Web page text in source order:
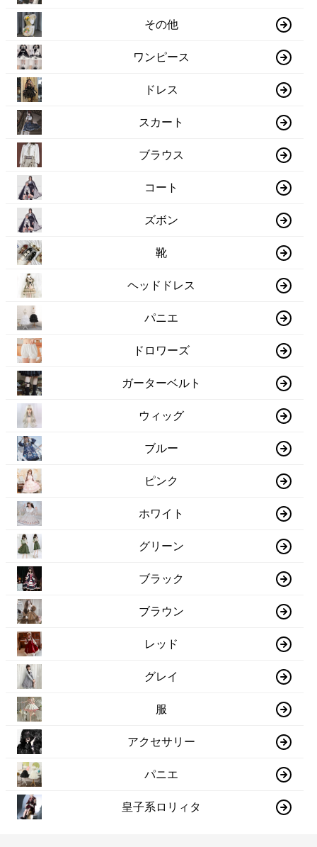
その他
ワンピース
ドレス
スカート
ブラウス
コート
ズボン
靴
ヘッドドレス
パニエ
ドロワーズ
ガーターベルト
ウィッグ
ブルー
ピンク
ホワイト
グリーン
ブラック
ブラウン
レッド
グレイ
服
アクセサリー
パニエ
皇子系ロリィタ